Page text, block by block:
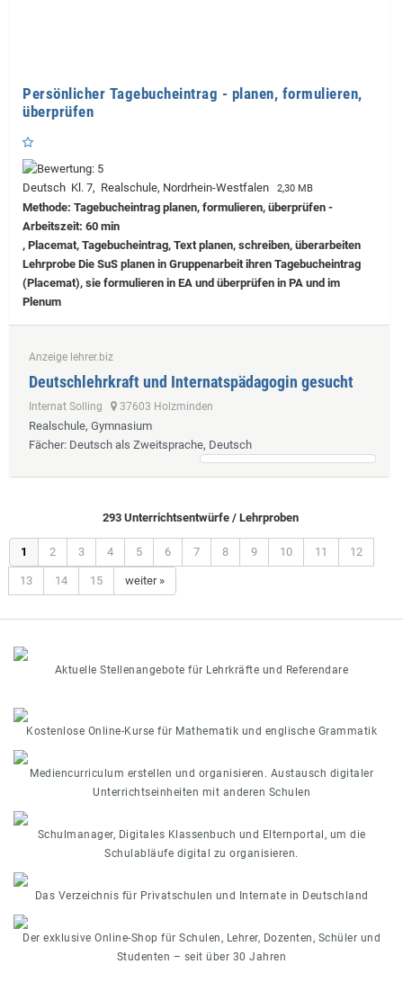
Persönlicher Tagebucheintrag - planen, formulieren,
überprüfen
Deutsch Kl. 7, Realschule, Nordrhein-Westfalen 2,30 MB
Methode: Tagebucheintrag planen, formulieren, überprüfen -
Arbeitszeit: 60 min
, Placemat, Tagebucheintrag, Text planen, schreiben, überarbeiten
Lehrprobe Die SuS planen in Gruppenarbeit ihren Tagebucheintrag
(Placemat), sie formulieren in EA und überprüfen in PA und im
Plenum
Anzeige lehrer.biz
Deutschlehrkraft und Internatspädagogin gesucht
Internat Solling 37603 Holzminden
Realschule, Gymnasium
Fächer: Deutsch als Zweitsprache, Deutsch
293 Unterrichtsentwürfe / Lehrproben
1 2 3 4 5 6 7 8 9 10 11 12
13 14 15 weiter »
Aktuelle Stellenangebote für Lehrkräfte und Referendare
Kostenlose Online-Kurse für Mathematik und englische Grammatik
Mediencurriculum erstellen und organisieren. Austausch digitaler
Unterrichtseinheiten mit anderen Schulen
Schulmanager, Digitales Klassenbuch und Elternportal, um die
Schulabläufe digital zu organisieren.
Das Verzeichnis für Privatschulen und Internate in Deutschland
Der exklusive Online-Shop für Schulen, Lehrer, Dozenten, Schüler und
Studenten – seit über 30 Jahren